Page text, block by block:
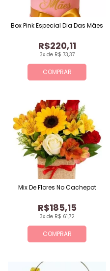
COMPRAR
3x de R$ 73,37
R$220,11
Box Pink Especial Dia Das Mães
COMPRAR
3x de R$ 61,72
R$185,15
Mix De Flores No Cachepot